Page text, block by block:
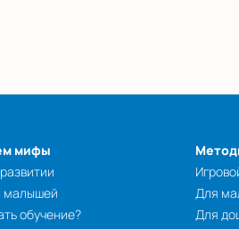
мифы
малышей
обучение?
Для
Для